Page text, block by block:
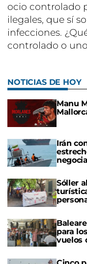
ocio controlado
ilegales, que sí
infecciones.
controlado o
NOTICIAS DE HOY
Manu
Irán
Sóller
para
vuelos